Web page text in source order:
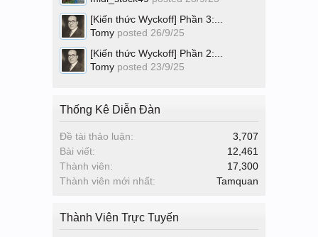
[Kiến thức Wyckoff] Phần 3:...
Tomy posted 26/9/25
[Kiến thức Wyckoff] Phần 2:...
Tomy posted 23/9/25
Thống Kê Diễn Đàn
Đề tài thảo luận:
3,707
Bài viết:
12,461
Thành viên:
17,300
Thành viên mới nhất:
Tamquan
Thành Viên Trực Tuyến